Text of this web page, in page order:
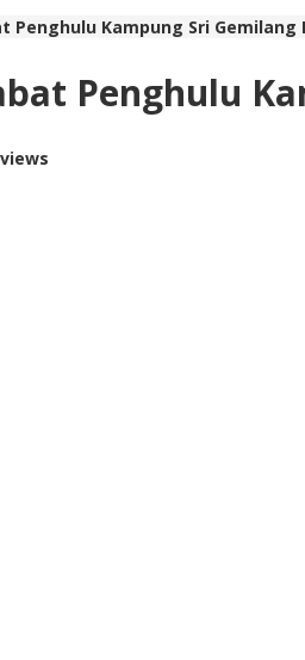
Kampung Sri Gemilang
Penghulu